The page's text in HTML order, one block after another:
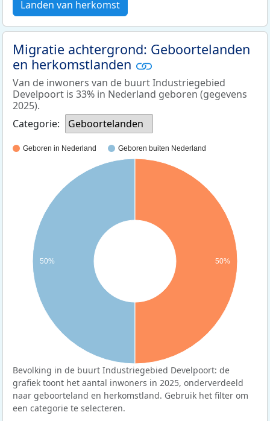
Landen van herkomst
Migratie achtergrond: Geboortelanden
en herkomstlanden
Van de inwoners van de buurt Industriegebied
Develpoort is 33% in Nederland geboren (gegevens
2025).
Categorie:
Geboortelanden
Geboren in Nederland Geboren buiten Nederland
50% 50%
Bevolking in de buurt Industriegebied Develpoort: de
grafiek toont het aantal inwoners in 2025, onderverdeeld
naar geboorteland en herkomstland. Gebruik het filter om
een categorie te selecteren.